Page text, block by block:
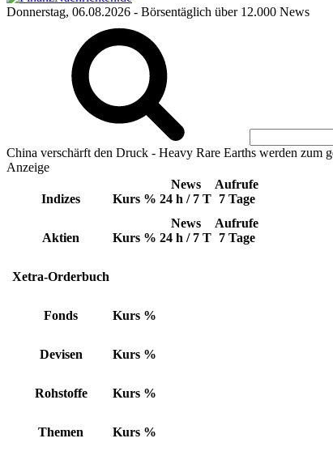
Donnerstag, 06.08.2026 - Börsentäglich über 12.000 News
China verschärft den Druck - Heavy Rare Earths werden zum
Anzeige
Indizes Kurs %
News
24 h / 7 T
Aufrufe
7 Tage
Aktien Kurs %
News
24 h / 7 T
Aufrufe
7 Tage
Xetra-Orderbuch
Fonds Kurs %
Devisen Kurs %
Rohstoffe Kurs %
Themen Kurs %